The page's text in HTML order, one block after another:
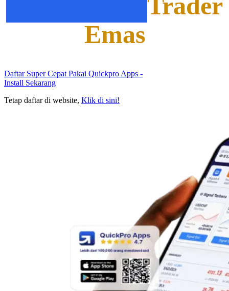
Trader
Emas
Daftar Super Cepat Pakai Quickpro Apps -
Install Sekarang
Tetap daftar di website, Klik di sini!